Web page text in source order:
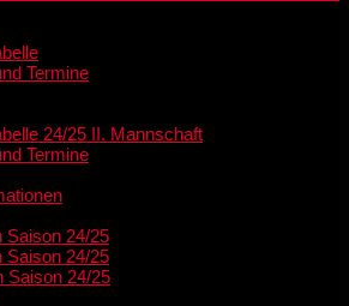
Termine
24/25 II. Mannschaft
Termine
Saison 24/25
Saison 24/25
Saison 24/25